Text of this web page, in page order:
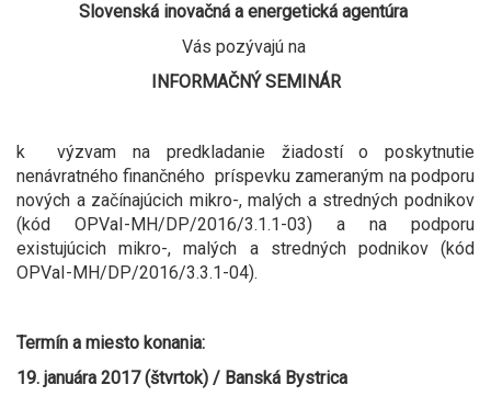
Slovenská inovačná a energetická agentúra
Vás pozývajú na
INFORMAČNÝ SEMINÁR
k výzvam na predkladanie žiadostí o poskytnutie
nenávratného finančného príspevku zameraným na podporu
nových a začínajúcich mikro-, malých a stredných podnikov
(kód OPVaI-MH/DP/2016/3.1.1-03) a na podporu
existujúcich mikro-, malých a stredných podnikov (kód
OPVaI-MH/DP/2016/3.3.1-04).
Termín a miesto konania:
19. januára 2017 (štvrtok) / Banská Bystrica